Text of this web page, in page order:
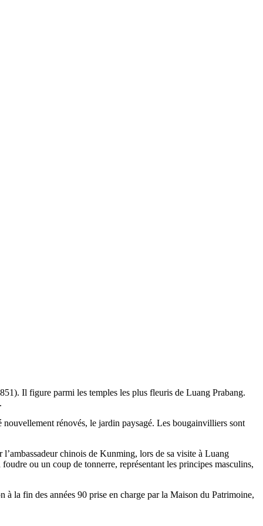
Il figure parmi les temples les plus fleuris de Luang Prabang.
rénovés, le jardin paysagé. Les bougainvilliers sont
chinois de Kunming, lors de sa visite à Luang
ou un coup de tonnerre, représentant les principes masculins,
la fin des années 90 prise en charge par la Maison du Patrimoine,